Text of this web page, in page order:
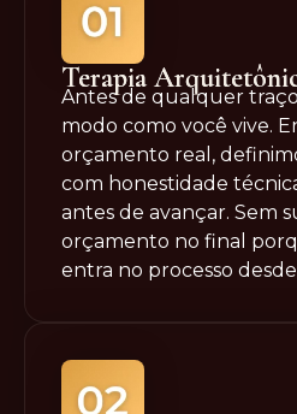
Terapia
Antes de qualquer
modo como você vive.
orçamento real,
com honestidade
antes de avançar. Sem
orçamento no final
entra no processo